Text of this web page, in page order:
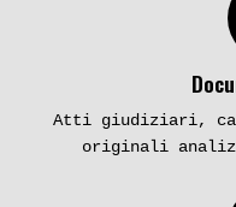
Atti giudiziari,
originali